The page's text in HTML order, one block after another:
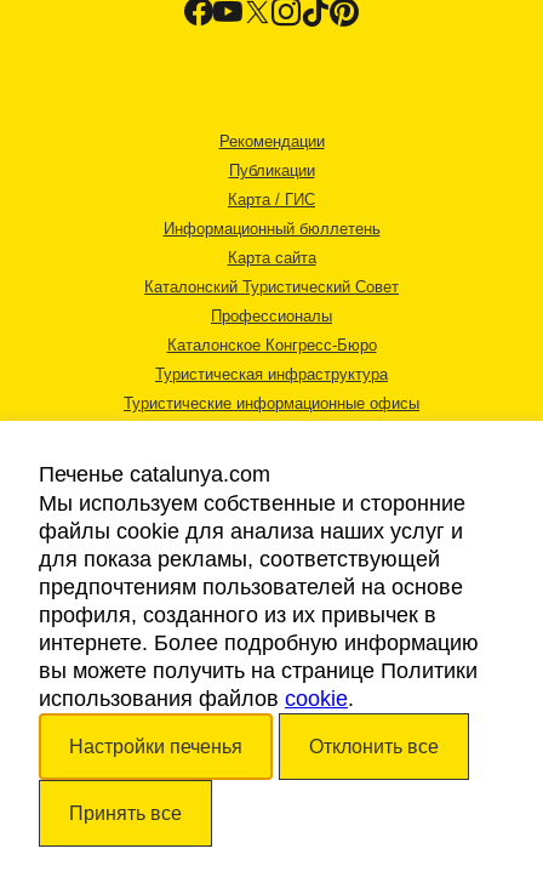
Рекомендации
Публикации
Карта / ГИС
Информационный бюллетень
Карта сайта
Каталонский Туристический Совет
Профессионалы
Каталонское Конгресс-Бюро
Туристическая инфраструктура
Туристические информационные офисы
Правовая информация
Cookies
Доступность
Авторские права © 2026. Каталонский Туристический Совет. Все права
Печенье catalunya.com
Мы используем собственные и сторонние
файлы cookie для анализа наших услуг и
для показа рекламы, соответствующей
предпочтениям пользователей на основе
профиля, созданного из их привычек в
интернете. Более подробную информацию
вы можете получить на странице Политики
использования файлов cookie.
Настройки печенья Отклонить все
Принять все